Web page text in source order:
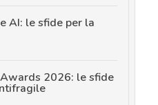
AI: le sfide per la
2026: le sfide